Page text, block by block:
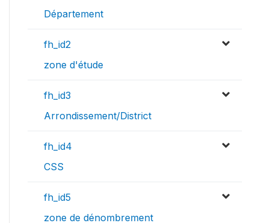
Département
fh_id2
zone d'étude
fh_id3
Arrondissement/District
fh_id4
CSS
fh_id5
zone de dénombrement